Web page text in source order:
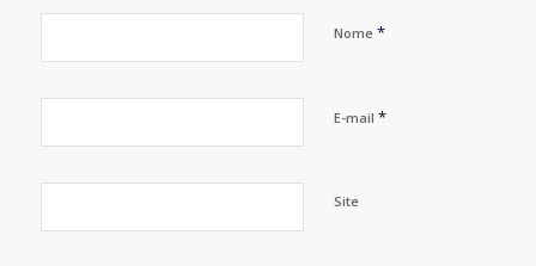
Nome *
E-mail *
Site